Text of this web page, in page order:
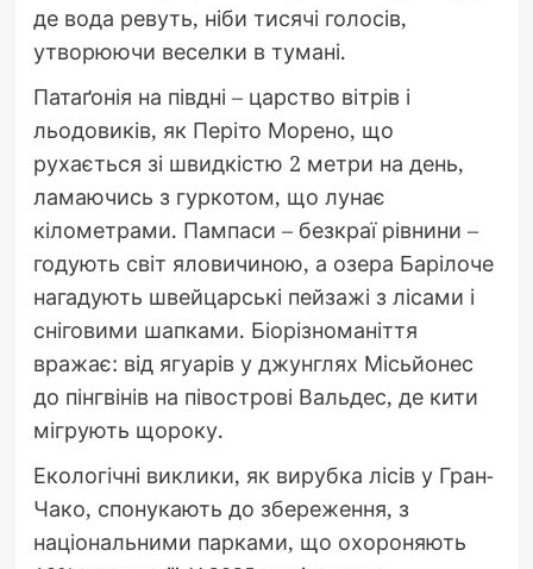
де вода ревуть, ніби тисячі голосів,
утворюючи веселки в тумані.
Патаґонія на півдні – царство вітрів і
льодовиків, як Періто Морено, що
рухається зі швидкістю 2 метри на день,
ламаючись з гуркотом, що лунає
кілометрами. Пампаси – безкраї рівнини –
годують світ яловичиною, а озера Барілоче
нагадують швейцарські пейзажі з лісами і
сніговими шапками. Біорізноманіття
вражає: від ягуарів у джунглях Місьйонес
до пінгвінів на півострові Вальдес, де кити
мігрують щороку.
Екологічні виклики, як вирубка лісів у Гран-
Чако, спонукають до збереження, з
національними парками, що охороняють